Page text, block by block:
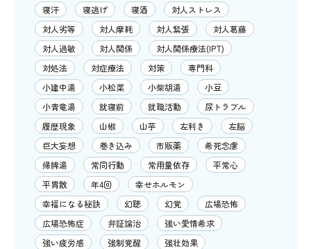
寝汗
寝逃げ 寝酒
対人ストレス
対人劣等
対人摩耗 対人緊張
対人葛藤
対人過敏
対人関係
対人関係療法(IPT)
対処法
対症療法 対策
専門科
小建中湯
小松菜 小柴胡湯
小豆
小青竜湯
就寝前 就職活動
尿トラブル
履歴現象
山椒 山芋 左利き
左脳
巨大妄想
巻き込み 市販薬
希死念慮
帰脾湯
常同行動 常用量依存
平常心
平胃散
年4回
幸せホルモン
幸福になる秘訣
幻聴 幻覚
広場恐怖
広場恐怖症
弁証論治
強い愛情希求
強い疲労感
強制覚醒
強壮効果